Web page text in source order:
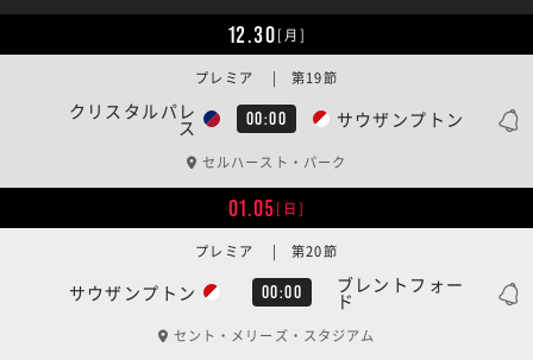
12.30[月]
クリスタルパレ
ス 00:00 サウザンプトン
プレミア | 第19節
セルハースト・パーク
01.05[日]
サウザンプトン 00:00 ブレントフォー
ド
プレミア | 第20節
セント・メリーズ・スタジアム